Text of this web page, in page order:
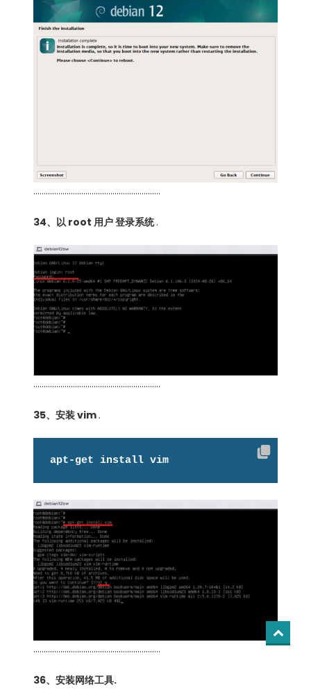
…………………………………………………….
34、以 root 用户 登录系统.
…………………………………………………….
35、安装 vim .
apt-get install vim
…………………………………………………….
36、安装网络工具.